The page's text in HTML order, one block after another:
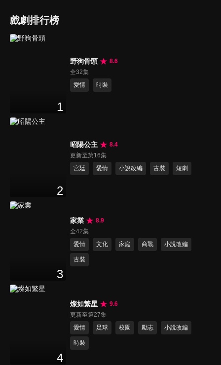
戲劇排行榜
1
野狗骨頭
8.6
全32集
愛情
時裝
2
昭陽公主
8.4
更新至第16集
宮廷
愛情 小說改編 古裝 短劇
3
家業
8.9
全42集
愛情
文化 家庭 商戰 小說改編
古裝
4
燦如繁星
9.6
更新至第27集
愛情
足球 校園 勵志 小說改編
時裝